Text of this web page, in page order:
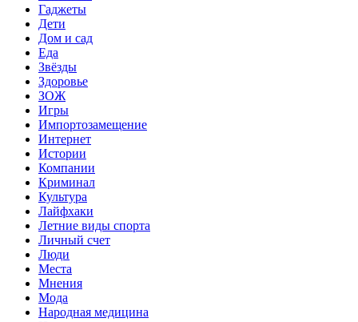
Гаджеты
Дети
Дом и сад
Еда
Звёзды
Здоровье
ЗОЖ
Игры
Импортозамещение
Интернет
Истории
Компании
Криминал
Культура
Лайфхаки
Летние виды спорта
Личный счет
Люди
Места
Мнения
Мода
Народная медицина